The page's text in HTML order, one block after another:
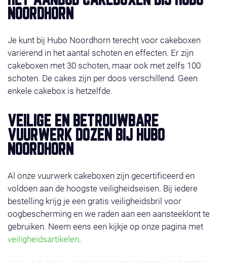
NOORDHORN
Je kunt bij Hubo Noordhorn terecht voor cakeboxen
variërend in het aantal schoten en effecten. Er zijn
cakeboxen met 30 schoten, maar ook met zelfs 100
schoten. De cakes zijn per doos verschillend. Geen
enkele cakebox is hetzelfde.
VEILIGE EN BETROUWBARE
VUURWERK DOZEN BIJ HUBO
NOORDHORN
Al onze vuurwerk cakeboxen zijn gecertificeerd en
voldoen aan de hoogste veiligheidseisen. Bij iedere
bestelling krijg je een gratis veiligheidsbril voor
oogbescherming en we raden aan een aansteeklont te
gebruiken. Neem eens een kijkje op onze pagina met
veiligheidsartikelen.